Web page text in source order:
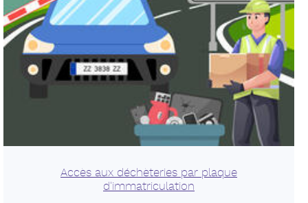
Accès aux déchèteries par plaque
d'immatriculation